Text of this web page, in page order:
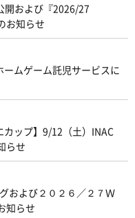
開および『2026/27
お知らせ
ムゲーム託児サービスに
カップ】9/12（土）INAC
らせ
および２０２６／２７Ｗ
知らせ